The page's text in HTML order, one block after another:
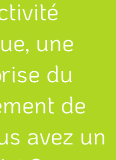
une
du
de
avez un